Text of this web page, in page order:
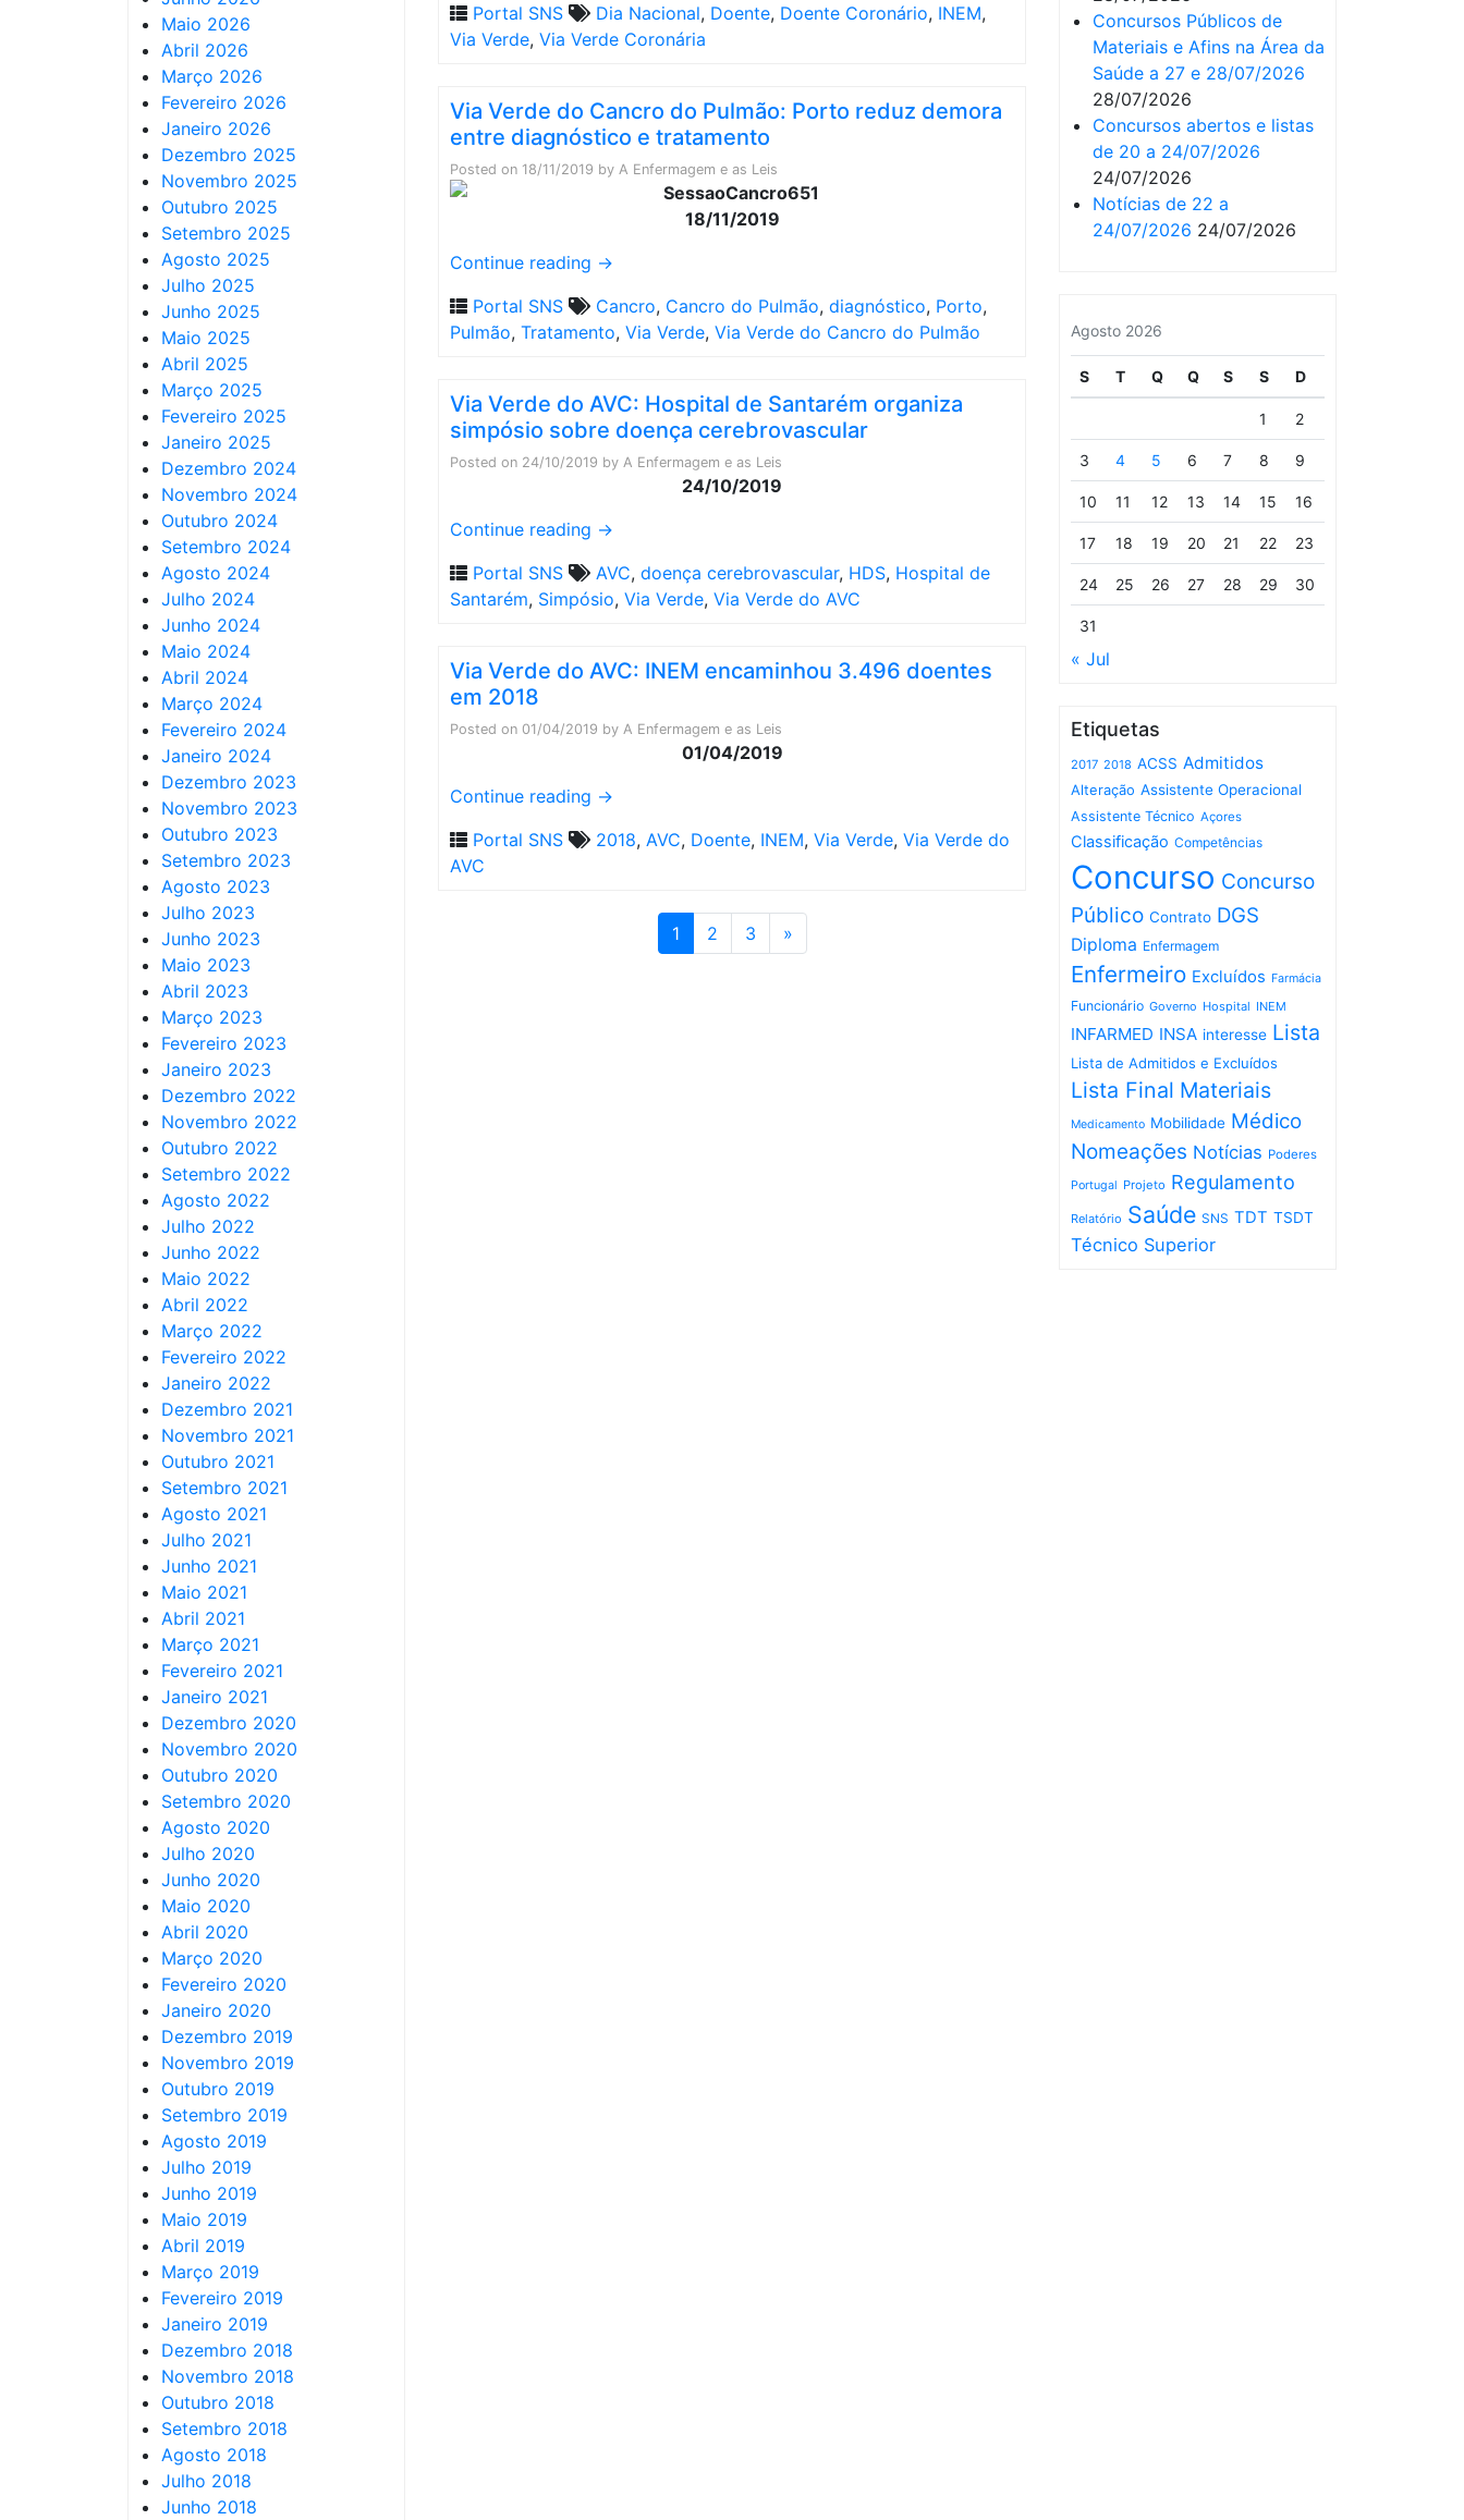
Maio 2026
Abril 2026
Março 2026
Fevereiro 2026
Janeiro 2026
Dezembro 2025
Novembro 2025
Outubro 2025
Setembro 2025
Agosto 2025
Julho 2025
Junho 2025
Maio 2025
Abril 2025
Março 2025
Fevereiro 2025
Janeiro 2025
Dezembro 2024
Novembro 2024
Outubro 2024
Setembro 2024
Agosto 2024
Julho 2024
Junho 2024
Maio 2024
Abril 2024
Março 2024
Fevereiro 2024
Janeiro 2024
Dezembro 2023
Novembro 2023
Outubro 2023
Setembro 2023
Agosto 2023
Julho 2023
Junho 2023
Maio 2023
Abril 2023
Março 2023
Fevereiro 2023
Janeiro 2023
Dezembro 2022
Novembro 2022
Outubro 2022
Setembro 2022
Agosto 2022
Julho 2022
Junho 2022
Maio 2022
Abril 2022
Março 2022
Fevereiro 2022
Janeiro 2022
Dezembro 2021
Novembro 2021
Outubro 2021
Setembro 2021
Agosto 2021
Julho 2021
Junho 2021
Maio 2021
Abril 2021
Março 2021
Fevereiro 2021
Janeiro 2021
Dezembro 2020
Novembro 2020
Outubro 2020
Setembro 2020
Agosto 2020
Julho 2020
Junho 2020
Maio 2020
Abril 2020
Março 2020
Fevereiro 2020
Janeiro 2020
Dezembro 2019
Novembro 2019
Outubro 2019
Setembro 2019
Agosto 2019
Julho 2019
Junho 2019
Maio 2019
Abril 2019
Março 2019
Fevereiro 2019
Janeiro 2019
Dezembro 2018
Novembro 2018
Outubro 2018
Setembro 2018
Agosto 2018
Julho 2018
Junho 2018
Portal SNS
Dia Nacional, Doente, Doente Coronário, INEM,
Via Verde, Via Verde Coronária
Via Verde do Cancro do Pulmão: Porto reduz demora
entre diagnóstico e tratamento
Posted on 18/11/2019 by A Enfermagem e as Leis
18/11/2019
Continue reading →
Portal SNS
Cancro, Cancro do Pulmão, diagnóstico, Porto,
Pulmão, Tratamento, Via Verde, Via Verde do Cancro do Pulmão
Via Verde do AVC: Hospital de Santarém organiza
simpósio sobre doença cerebrovascular
Posted on 24/10/2019 by A Enfermagem e as Leis
24/10/2019
Continue reading →
Portal SNS
AVC, doença cerebrovascular, HDS, Hospital de
Santarém, Simpósio, Via Verde, Via Verde do AVC
Via Verde do AVC: INEM encaminhou 3.496 doentes
em 2018
Posted on 01/04/2019 by A Enfermagem e as Leis
01/04/2019
Continue reading →
Portal SNS
2018, AVC, Doente, INEM, Via Verde, Via Verde do
AVC
1 2 3 »
Concursos Públicos de
Materiais e Afins na Área da
Saúde a 27 e 28/07/2026
28/07/2026
Concursos abertos e listas
de 20 a 24/07/2026
24/07/2026
Notícias de 22 a
24/07/2026 24/07/2026
Agosto 2026
S T Q Q S S D
1 2
3 4 5 6 7 8 9
10 11 12 13 14 15 16
17 18 19 20 21 22 23
24 25 26 27 28 29 30
31
« Jul
Etiquetas
2017 2018 ACSS Admitidos
Alteração Assistente Operacional
Assistente Técnico Açores
Classificação Competências
Concurso Concurso
Público Contrato DGS
Diploma Enfermagem
Enfermeiro Excluídos Farmácia
Funcionário Governo Hospital INEM
INFARMED INSA interesse Lista
Lista de Admitidos e Excluídos
Lista Final Materiais
Medicamento Mobilidade Médico
Nomeações Notícias Poderes
Portugal Projeto Regulamento
Relatório Saúde SNS TDT TSDT
Técnico Superior